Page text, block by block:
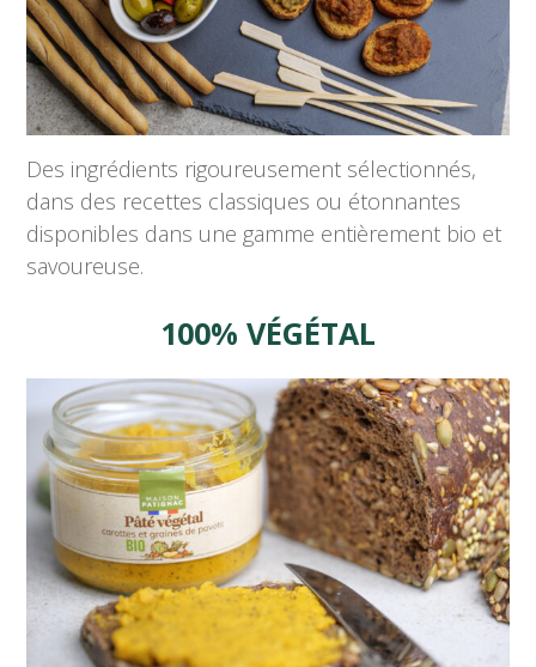
Des ingrédients rigoureusement sélectionnés,
dans des recettes classiques ou étonnantes
disponibles dans une gamme entièrement bio et
savoureuse.
100% VÉGÉTAL